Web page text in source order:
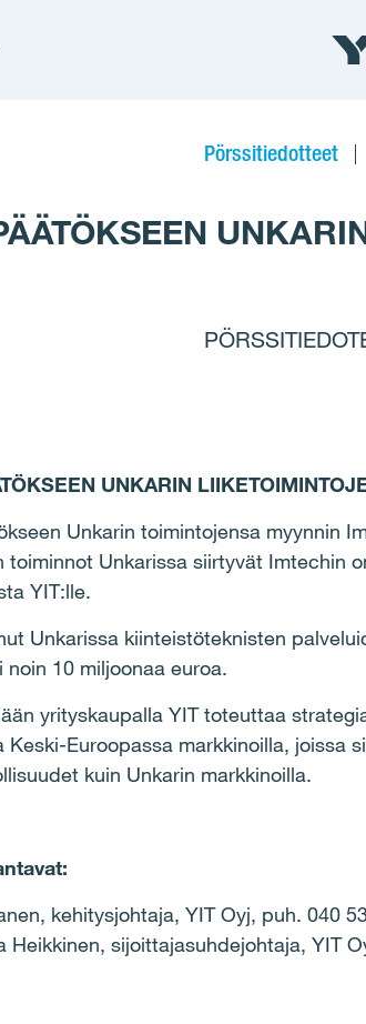
Pörssitiedotteet
UNKARIN
Unkarin toimintojensa myynnin
toiminnot Unkarissa siirtyvät Imtechin
YIT:lle.
Unkarissa kiinteistöteknisten
noin 10 miljoonaa euroa.
yrityskaupalla YIT toteuttaa
Keski-Euroopassa markkinoilla, joissa
kuin Unkarin markkinoilla.
kehitysjohtaja, YIT Oyj, puh. 040
Heikkinen, sijoittajasuhdejohtaja, YIT